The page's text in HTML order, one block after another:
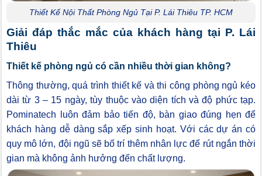
Thiết Kế Nội Thất Phòng Ngủ Tại P. Lái Thiêu TP. HCM
Giải đáp thắc mắc của khách hàng tại P. Lái
Thiêu
Thiết kế phòng ngủ có cần nhiều thời gian không?
Thông thường, quá trình thiết kế và thi công phòng ngủ kéo
dài từ 3 – 15 ngày, tùy thuộc vào diện tích và độ phức tạp.
Pominatech luôn đảm bảo tiến độ, bàn giao đúng hẹn để
khách hàng dễ dàng sắp xếp sinh hoạt. Với các dự án có
quy mô lớn, đội ngũ sẽ bố trí thêm nhân lực để rút ngắn thời
gian mà không ảnh hưởng đến chất lượng.